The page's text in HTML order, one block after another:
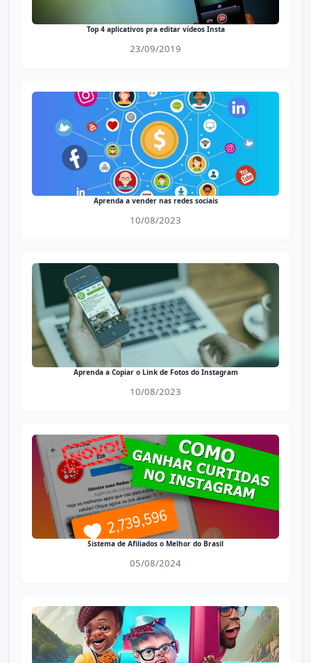
Top 4 aplicativos pra editar vídeos Insta
23/09/2019
Aprenda a vender nas redes sociais
10/08/2023
Aprenda a Copiar o Link de Fotos do Instagram
10/08/2023
Sistema de Afiliados o Melhor do Brasil
05/08/2024